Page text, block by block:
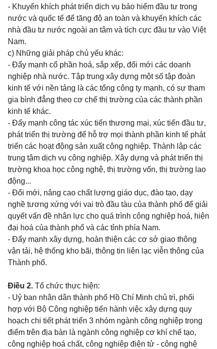
- Khuyến khích phát triển dịch vụ bảo hiểm đầu tư trong
nước và quốc tế để tăng độ an toàn và khuyến khích các
nhà đầu tư nước ngoài an tâm và tích cực đầu tư vào Việt
Nam.
c) Những giải pháp chủ yếu khác:
- Đẩy mạnh cổ phần hoá, sắp xếp, đổi mới các doanh
nghiệp nhà nước. Tập trung xây dựng một số tập đoàn
kinh tế với nền tảng là các tổng công ty mạnh, có sự tham
gia bình đẳng theo cơ chế thị trường của các thành phần
kinh tế khác.
- Đẩy mạnh công tác xúc tiến thương mại, xúc tiến đầu tư,
phát triển thị trường để hỗ trợ mọi thành phần kinh tế phát
triển các hoạt động sản xuất công nghiệp. Thành lập các
trung tâm dịch vụ công nghiệp. Xây dựng và phát triển thị
trường khoa học công nghệ, thị trường vốn, thị trường lao
động...
- Đổi mới, nâng cao chất lượng giáo dục, đào tạo, dạy
nghề tương xứng với vai trò đầu tàu của thành phố để giải
quyết vấn đề nhân lực cho quá trình công nghiệp hoá, hiện
đại hoá của thành phố và các tỉnh phía Nam.
- Đẩy mạnh xây dựng, hoàn thiện các cơ sở giao thông
vận tải, hệ thống kho bãi, thông tin liên lạc viễn thông của
Thành phố.
Điều 2. Tổ chức thực hiện:
- Uỷ ban nhân dân thành phố Hồ Chí Minh chủ trì, phối
hợp với Bộ Công nghiệp tiến hành việc xây dựng quy
hoạch chi tiết phát triển 3 nhóm ngành công nghiệp trọng
điểm trên địa bàn là ngành công nghiệp cơ khí chế tạo,
công nghiệp hoá chất, công nghiệp điện tử - công nghệ